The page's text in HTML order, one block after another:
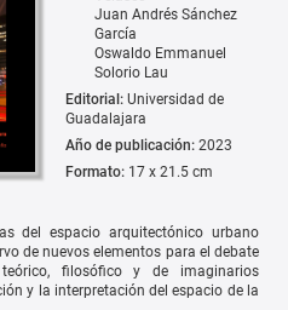
Juan Andrés Sánchez
García
Oswaldo Emmanuel
Solorio Lau
Editorial: Universidad de
Guadalajara
Año de publicación: 2023
Formato: 17 x 21.5 cm
del espacio arquitectónico urbano
de nuevos elementos para el debate
filosófico y de imaginarios
y la interpretación del espacio de la